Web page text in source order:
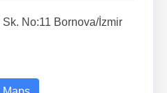
Sk. No:11 Bornova/İzmir